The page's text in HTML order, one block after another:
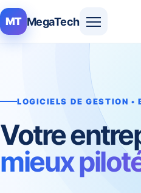
MT MegaTech
LOGICIELS DE GESTION •
Votre
mieux